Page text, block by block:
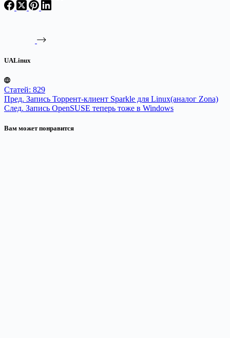
UALinux
Статей: 829
Пред. Запись Торрент-клиент Sparkle для Linux(аналог Zona)
След. Запись OpenSUSE теперь тоже в Windows
Вам может понравится